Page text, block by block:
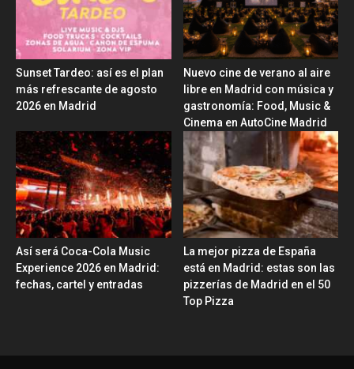
Sunset Tardeo: así es el plan
más refrescante de agosto
2026 en Madrid
Nuevo cine de verano al aire
libre en Madrid con música y
gastronomía: Food, Music &
Cinema en AutoCine Madrid
Así será Coca-Cola Music
Experience 2026 en Madrid:
fechas, cartel y entradas
La mejor pizza de España
está en Madrid: estas son las
pizzerías de Madrid en el 50
Top Pizza